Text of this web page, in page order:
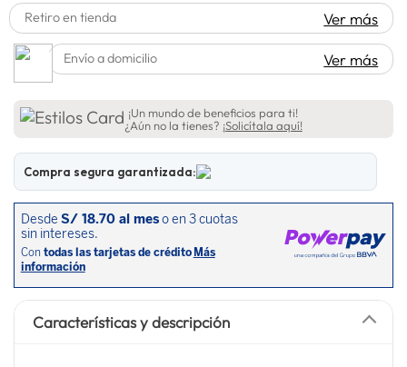
10. spiderman
Retiro en tienda Ver más
Envío a domicilio Ver más
¡Un mundo de beneficios para ti!
¿Aún no la tienes? ¡Solicítala aquí!
Compra segura garantizada:
Características y descripción